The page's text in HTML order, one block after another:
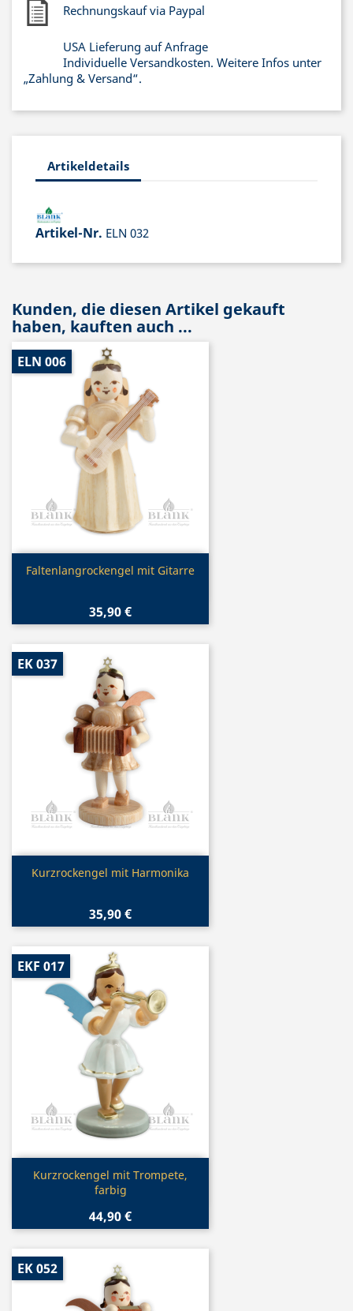
Rechnungskauf via Paypal
USA Lieferung auf Anfrage
Individuelle Versandkosten. Weitere Infos unter
„Zahlung & Versand“.
Artikeldetails
Artikel-Nr. ELN 032
Kunden, die diesen Artikel gekauft
haben, kauften auch ...
Vorschau
Faltenlangrockengel mit Gitarre
35,90 €
ELN 006
Vorschau
Kurzrockengel mit Harmonika
35,90 €
EK 037
Vorschau
Kurzrockengel mit Trompete,
farbig
44,90 €
EKF 017
EK 052